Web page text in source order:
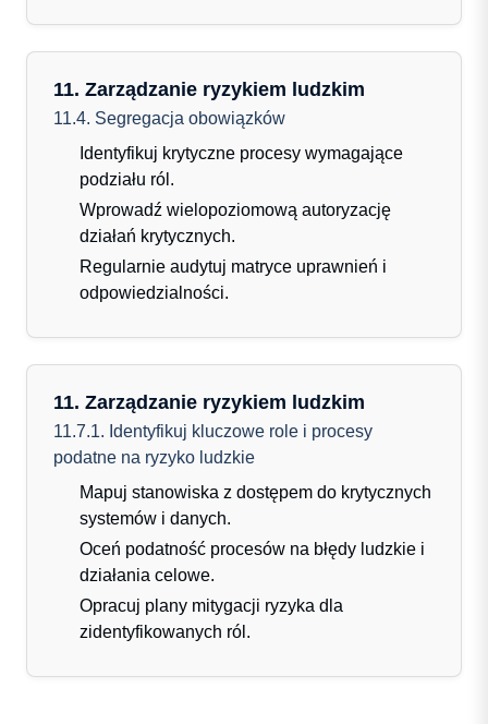
11. Zarządzanie ryzykiem ludzkim
11.4. Segregacja obowiązków
Identyfikuj krytyczne procesy wymagające
podziału ról.
Wprowadź wielopoziomową autoryzację
działań krytycznych.
Regularnie audytuj matryce uprawnień i
odpowiedzialności.
11. Zarządzanie ryzykiem ludzkim
11.7.1. Identyfikuj kluczowe role i procesy
podatne na ryzyko ludzkie
Mapuj stanowiska z dostępem do krytycznych
systemów i danych.
Oceń podatność procesów na błędy ludzkie i
działania celowe.
Opracuj plany mitygacji ryzyka dla
zidentyfikowanych ról.